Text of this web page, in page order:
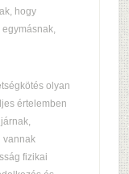
hogy
olyan
értelemben
vannak
fizikai